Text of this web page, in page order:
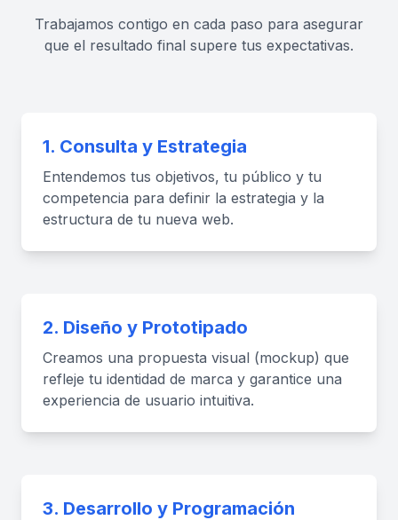
Trabajamos contigo en cada paso para asegurar
que el resultado final supere tus expectativas.
1. Consulta y Estrategia
Entendemos tus objetivos, tu público y tu
competencia para definir la estrategia y la
estructura de tu nueva web.
2. Diseño y Prototipado
Creamos una propuesta visual (mockup) que
refleje tu identidad de marca y garantice una
experiencia de usuario intuitiva.
3. Desarrollo y Programación